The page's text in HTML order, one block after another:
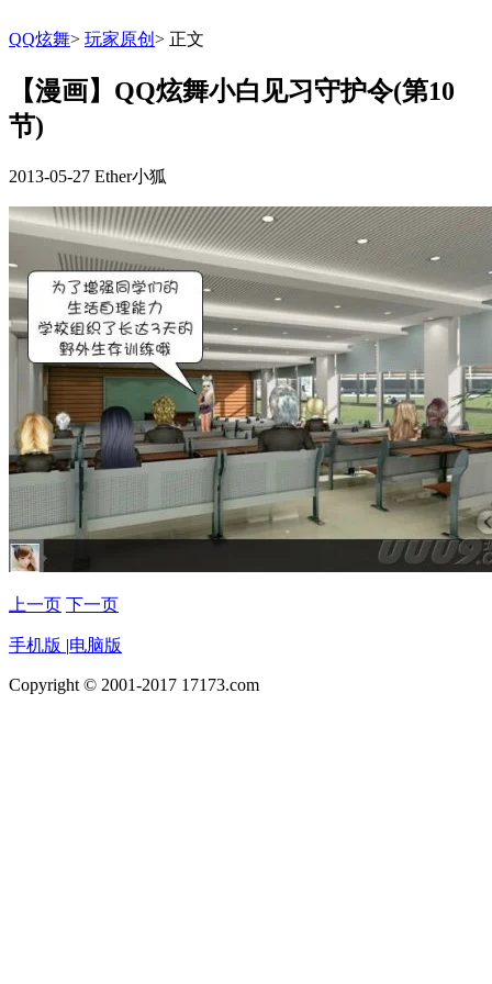
QQ炫舞> 玩家原创 > 正文
【漫画】QQ炫舞小白见习守护令(第10
节)
2013-05-27 Ether小狐
上一页 下一页
手机版 |电脑版
Copyright © 2001-2017 17173.com